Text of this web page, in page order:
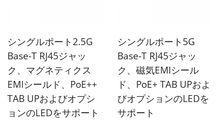
シングルポート2.5G
Base-T RJ45ジャッ
ク、マグネティクス
EMIシールド、PoE++
TAB UPおよびオプシ
ョンのLEDをサポート
シングルポート5G
Base-T RJ45ジャッ
ク、磁気EMIシール
ド、PoE+ TAB UPおよ
びオプションのLEDを
サポート